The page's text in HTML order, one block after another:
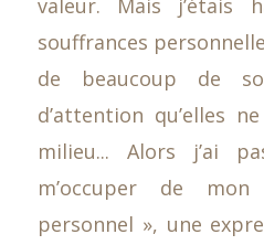
souffrances
de beaucoup de
d’attention qu’elles
milieu... Alors j’ai
m’occuper de
personnel », une